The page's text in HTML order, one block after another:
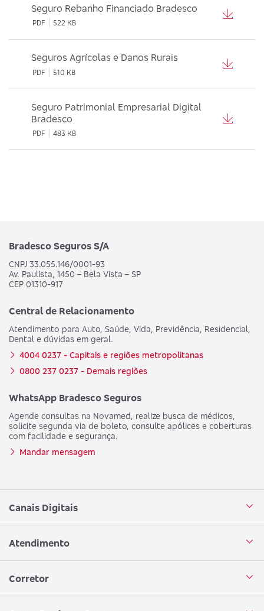
Seguro Rebanho Financiado Bradesco
PDF 522 KB
Seguros Agrícolas e Danos Rurais
PDF 510 KB
Seguro Patrimonial Empresarial Digital
Bradesco
PDF 483 KB
Bradesco Seguros S/A
CNPJ 33.055.146/0001-93
Av. Paulista, 1450 – Bela Vista – SP
CEP 01310-917
Central de Relacionamento
Atendimento para Auto, Saúde, Vida, Previdência, Residencial,
Dental e dúvidas em geral.
4004 0237 - Capitais e regiões metropolitanas
0800 237 0237 - Demais regiões
WhatsApp Bradesco Seguros
Agende consultas na Novamed, realize busca de médicos,
solicite segunda via de boleto, consulte apólices e coberturas
com facilidade e segurança.
Mandar mensagem
Canais Digitais
Aplicativo Bradesco Seguros
WhatsApp
Atendimento
Central de Atendimento
Corretor